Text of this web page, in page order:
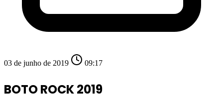
03 de junho de 2019 09:17
BOTO ROCK 2019